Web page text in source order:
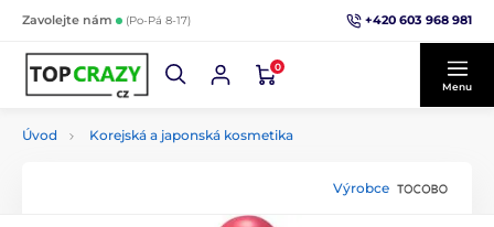
Zavolejte nám (Po-Pá 8-17) +420 603 968 981
0
Menu
Úvod Korejská a japonská kosmetika
Výrobce